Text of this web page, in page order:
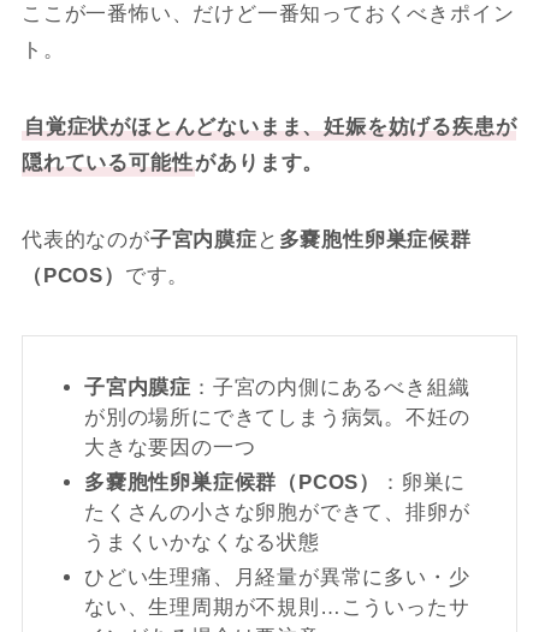
ここが一番怖い、だけど一番知っておくべきポイン
ト。
自覚症状がほとんどないまま、妊娠を妨げる疾患が
隠れている可能性があります。
代表的なのが子宮内膜症 と 多嚢胞性卵巣症候群
（PCOS） です。
子宮内膜症 ：子宮の内側にあるべき組織
が別の場所にできてしまう病気。不妊の
大きな要因の一つ
多嚢胞性卵巣症候群（PCOS）
：卵巣に
たくさんの小さな卵胞ができて、排卵が
うまくいかなくなる状態
ひどい生理痛、月経量が異常に多い・少
ない、生理周期が不規則…こういったサ